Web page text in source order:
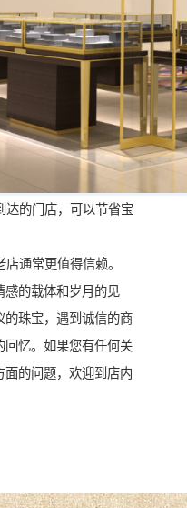
达的门店，可以节省宝
店通常更值得信赖。
感的载体和岁月的见
的珠宝，遇到诚信的商
回忆。如果您有任何关
的问题，欢迎到店内